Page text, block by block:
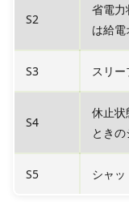
S2
省電力
は給電
S3 スリ
S4
休止状
とき
S5 シャッ